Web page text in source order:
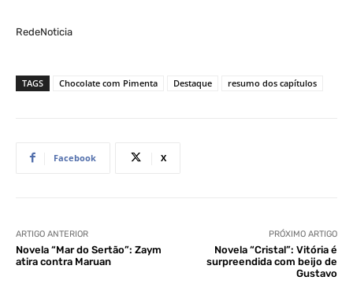
RedeNoticia
TAGS Chocolate com Pimenta Destaque resumo dos capítulos
Facebook X
ARTIGO ANTERIOR
Novela “Mar do Sertão”: Zaym
atira contra Maruan
PRÓXIMO ARTIGO
Novela “Cristal”: Vitória é
surpreendida com beijo de
Gustavo